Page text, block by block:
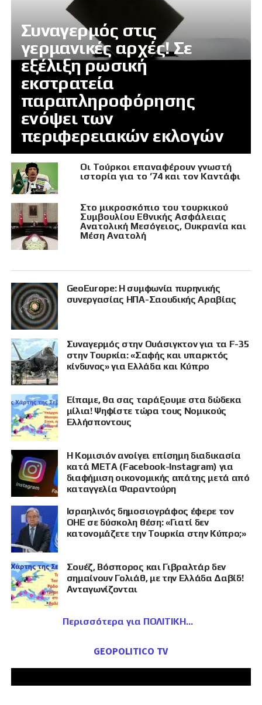
Συναγερμός στις
γερμανικές αρχές! Σε
εξέλιξη ρωσική
εκστρατεία
παραπληροφόρησης
ενόψει των
περιφερειακών εκλογών
Οι Τούρκοι επαναφέρουν γνωστή
ιστορία για το ’74 και τον Καντάφι
Στο μικροσκόπιο του τουρκικού
Συμβουλίου Εθνικής Ασφάλειας
Ανατολική Μεσόγειος, Ουκρανία και
Μέση Ανατολή
GeoEurope: Η συμφωνία πυρηνικής
συνεργασίας ΗΠΑ-Σαουδικής Αραβίας
Συναγερμός στην Ουάσιγκτον για τα F-35
στην Τουρκία: «Σαφής και υπαρκτός
κίνδυνος» για Ελλάδα και Κύπρο
Είπαμε, θα σας ταράξουμε στα δώδεκα
μίλια! Ψηφίστε τώρα τους Νομικούς
Ελλήσποντους
Η Κομισιόν ανοίγει επίσημη διαδικασία
κατά META (Facebook-Instagram) για
διαφήμιση οικονομικής απάτης μετά από
καταγγελία Φαραντούρη
Ισραηλινός δημοσιογράφος έφερε τον
ΟΗΕ σε δύσκολη θέση: «Γιατί δεν
κατονομάζετε την Τουρκία στην Κύπρο;»
Σουέζ, Βόσπορος και Γιβραλτάρ δεν
σημαίνουν Γολιάθ, με την Ελλάδα Δαβίδ!
Ανταγωνίζονται
Περισσότερα για ΠΟΛΙΤΙΚΗ
GEOPOLITICO TV